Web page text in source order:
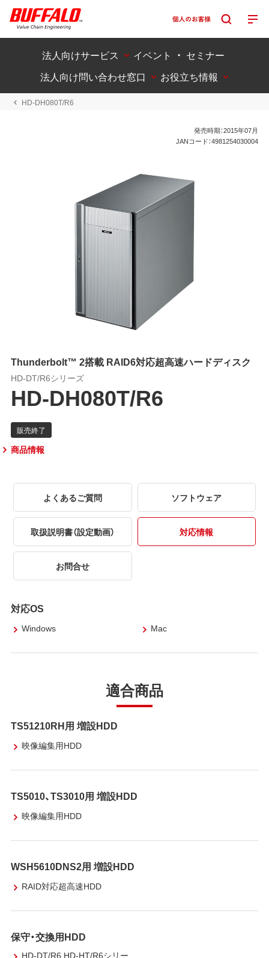
法人向けサービス
イベント ・ セミナー
法人向け問い合わせ窓口
お役立ち情報
HD-DH080T/R6
発売時期：2015年07月
JANコード：4981254030004
Thunderbolt™ 2搭載 RAID6対応超高速ハードディスク
HD-DT/R6シリーズ
HD-DH080T/R6
商品情報
よくあるご質問 ソフトウェア
取扱説明書（設定動画） 対応情報
お問合せ
対応OS
Windows Mac
適合商品
TS51210RH用 増設HDD
映像編集用HDD
TS5010、TS3010用 増設HDD
映像編集用HDD
WSH5610DNS2用 増設HDD
RAID対応超高速HDD
保守・交換用HDD
HD-DT/R6,HD-HT/R6シリー